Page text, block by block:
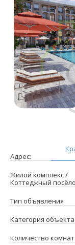
Адрес:
Жилой комплекс /
Коттеджный
Тип объявления
Категория объекта
Количество комнат